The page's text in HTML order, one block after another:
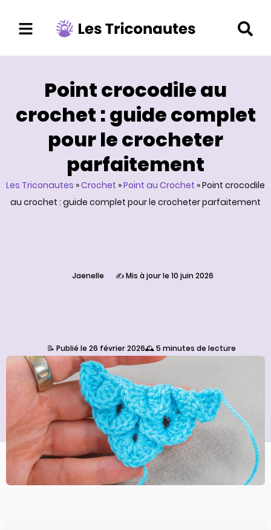
Aller
au
Point crocodile au
crochet : guide complet
pour le crocheter
parfaitement
Les Triconautes »Crochet »Point au Crochet »Point crocodile
au crochet : guide complet pour le crocheter parfaitement
Jaenelle ✍️ Mis à jour le 10 juin 2026
📝 Publié le 26 février 2026🕰️ 5 minutes de lecture